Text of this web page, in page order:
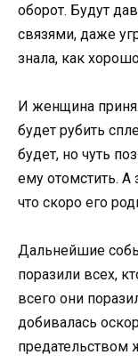
оборот. Будут
связями, даже
знала, как
И женщина
будет рубить
будет, но чуть
ему отомстить. А
что скоро его
Дальнейшие
поразили всех,
всего они
добивалась
предательством